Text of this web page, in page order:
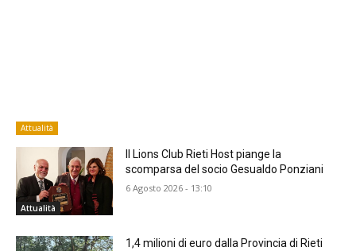
Attualità
Attualità
Il Lions Club Rieti Host piange la
scomparsa del socio Gesualdo Ponziani
6 Agosto 2026 - 13:10
1,4 milioni di euro dalla Provincia di Rieti